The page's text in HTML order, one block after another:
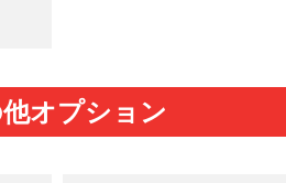
オプション